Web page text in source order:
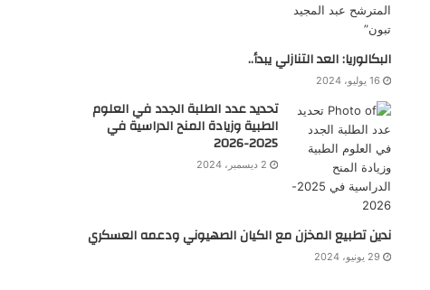
البكالوريا: العد التنازلي يبدأ..
16 يوليو، 2024
تحديد عدد الطلبة الجدد في العلوم
الطبية وزيادة المنح الدراسية في
2025-2026
2 ديسمبر، 2024
ندين تطبيع المخزن مع الكيان الصهيوني ودعمه العسكري
29 يونيو، 2024